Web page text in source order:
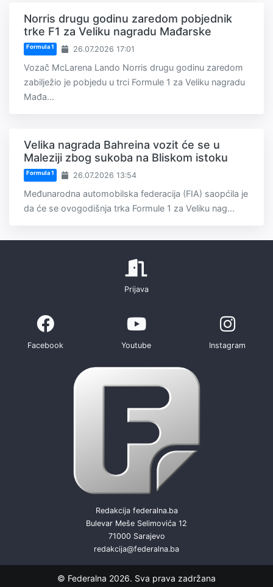
Norris drugu godinu zaredom pobjednik
trke F1 za Veliku nagradu Mađarske
Formula 1 26.07.2026 17:01
Vozač McLarena Lando Norris drugu godinu zaredom
zabilježio je pobjedu u trci Formule 1 za Veliku nagradu
Mađa...
Velika nagrada Bahreina vozit će se u
Maleziji zbog sukoba na Bliskom istoku
Formula 1 26.07.2026 13:54
Međunarodna automobilska federacija (FIA) saopćila je
da će se ovogodišnja trka Formule 1 za Veliku nag...
Prijava
Facebook Youtube Instagram
Redakcija federalna.ba
Bulevar Meše Selimovića 12
71000 Sarajevo
redakcija@federalna.ba
© Federalna 2026. Sva prava zadržana